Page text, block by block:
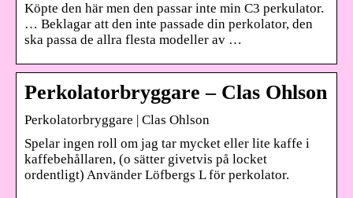
Köpte den här men den passar inte min C3 perkulator.
… Beklagar att den inte passade din perkolator, den
ska passa de allra flesta modeller av …
Perkolatorbryggare – Clas Ohlson
Perkolatorbryggare | Clas Ohlson
Spelar ingen roll om jag tar mycket eller lite kaffe i
kaffebehållaren, (o sätter givetvis på locket
ordentligt) Använder Löfbergs L för perkolator.